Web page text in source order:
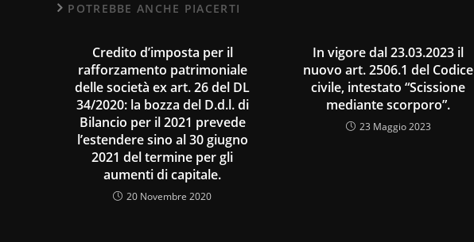
POTREBBE ANCHE PIACERTI
Credito d’imposta per il
rafforzamento patrimoniale
delle società ex art. 26 del DL
34/2020: la bozza del D.d.l. di
Bilancio per il 2021 prevede
l’estendere sino al 30 giugno
2021 del termine per gli
aumenti di capitale.
20 Novembre 2020
In vigore dal 23.03.2023 il
nuovo art. 2506.1 del Codice
civile, intestato “Scissione
mediante scorporo”.
23 Maggio 2023